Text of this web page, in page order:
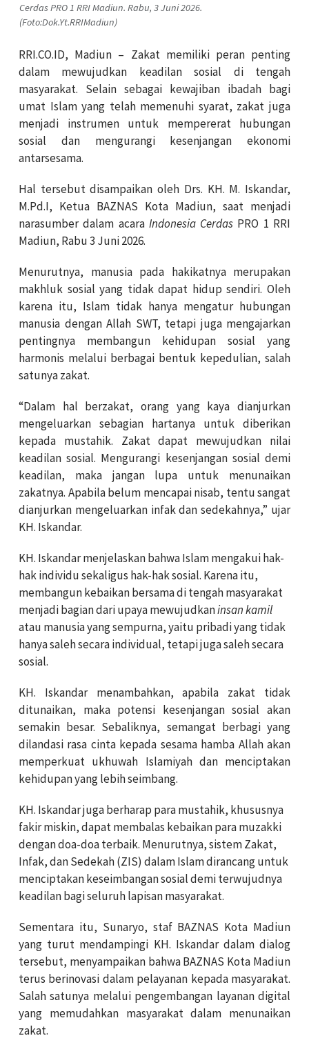
Cerdas PRO 1 RRI Madiun. Rabu, 3 Juni 2026.
(Foto:Dok.Yt.RRIMadiun)
RRI.CO.ID, Madiun – Zakat memiliki peran penting
dalam mewujudkan keadilan sosial di tengah
masyarakat. Selain sebagai kewajiban ibadah bagi
umat Islam yang telah memenuhi syarat, zakat juga
menjadi instrumen untuk mempererat hubungan
sosial dan mengurangi kesenjangan ekonomi
antarsesama.
Hal tersebut disampaikan oleh Drs. KH. M. Iskandar,
M.Pd.I, Ketua BAZNAS Kota Madiun, saat menjadi
narasumber dalam acara Indonesia Cerdas PRO 1 RRI
Madiun, Rabu 3 Juni 2026.
Menurutnya, manusia pada hakikatnya merupakan
makhluk sosial yang tidak dapat hidup sendiri. Oleh
karena itu, Islam tidak hanya mengatur hubungan
manusia dengan Allah SWT, tetapi juga mengajarkan
pentingnya membangun kehidupan sosial yang
harmonis melalui berbagai bentuk kepedulian, salah
satunya zakat.
“Dalam hal berzakat, orang yang kaya dianjurkan
mengeluarkan sebagian hartanya untuk diberikan
kepada mustahik. Zakat dapat mewujudkan nilai
keadilan sosial. Mengurangi kesenjangan sosial demi
keadilan, maka jangan lupa untuk menunaikan
zakatnya. Apabila belum mencapai nisab, tentu sangat
dianjurkan mengeluarkan infak dan sedekahnya,” ujar
KH. Iskandar.
KH. Iskandar menjelaskan bahwa Islam mengakui hak-
hak individu sekaligus hak-hak sosial. Karena itu,
membangun kebaikan bersama di tengah masyarakat
menjadi bagian dari upaya mewujudkaninsan kamil
atau manusia yang sempurna, yaitu pribadi yang tidak
hanya saleh secara individual, tetapi juga saleh secara
sosial.
KH. Iskandar menambahkan, apabila zakat tidak
ditunaikan, maka potensi kesenjangan sosial akan
semakin besar. Sebaliknya, semangat berbagi yang
dilandasi rasa cinta kepada sesama hamba Allah akan
memperkuat ukhuwah Islamiyah dan menciptakan
kehidupan yang lebih seimbang.
KH. Iskandar juga berharap para mustahik, khususnya
fakir miskin, dapat membalas kebaikan para muzakki
dengan doa-doa terbaik. Menurutnya, sistem Zakat,
Infak, dan Sedekah (ZIS) dalam Islam dirancang untuk
menciptakan keseimbangan sosial demi terwujudnya
keadilan bagi seluruh lapisan masyarakat.
Sementara itu, Sunaryo, staf BAZNAS Kota Madiun
yang turut mendampingi KH. Iskandar dalam dialog
tersebut, menyampaikan bahwa BAZNAS Kota Madiun
terus berinovasi dalam pelayanan kepada masyarakat.
Salah satunya melalui pengembangan layanan digital
yang memudahkan masyarakat dalam menunaikan
zakat.